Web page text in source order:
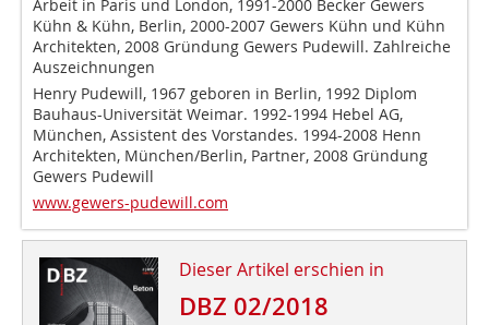
Arbeit in Paris und London, 1991-2000 Becker Gewers
Kühn & Kühn, Berlin, 2000-2007 Gewers Kühn und Kühn
Architekten, 2008 Gründung Gewers Pudewill. Zahlreiche
Auszeichnungen
Henry Pudewill, 1967 geboren in Berlin, 1992 Diplom
Bauhaus-Universität Weimar. 1992-1994 Hebel AG,
München, Assistent des Vorstandes. 1994-2008 Henn
Architekten, München/Berlin, Partner, 2008 Gründung
Gewers Pudewill
www.gewers-pudewill.com
Dieser Artikel erschien in
DBZ 02/2018